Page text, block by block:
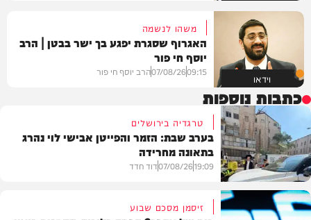
וידאו
משהו לנשמה
האגרוף שסגרת יפגע בך ישר בבטן | הרב
יוסף חי פור
09:15
07/08/26הרב יוסף חי פור
כתבות נוספות
טרגדיה בירושלים
בערב שבת: הזמר והפייטן אבישי לוי נהרג
בתאונה מחרידה
19:09
07/08/26דוד חדד
זיסמן מסכם שבוע